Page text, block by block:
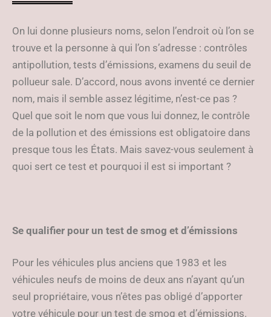
On lui donne plusieurs noms, selon l’endroit où l’on se
trouve et la personne à qui l’on s’adresse : contrôles
antipollution, tests d’émissions, examens du seuil de
pollueur sale. D’accord, nous avons inventé ce dernier
nom, mais il semble assez légitime, n’est-ce pas ?
Quel que soit le nom que vous lui donnez, le contrôle
de la pollution et des émissions est obligatoire dans
presque tous les États. Mais savez-vous seulement à
quoi sert ce test et pourquoi il est si important ?
Se qualifier pour un test de smog et d’émissions
Pour les véhicules plus anciens que 1983 et les
véhicules neufs de moins de deux ans n’ayant qu’un
seul propriétaire, vous n’êtes pas obligé d’apporter
votre véhicule pour un test de smog et d’émissions.